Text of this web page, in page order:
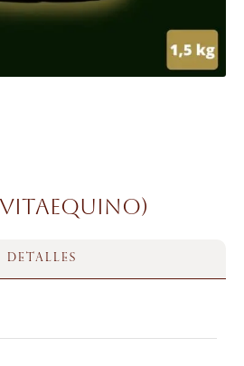
DETALLES